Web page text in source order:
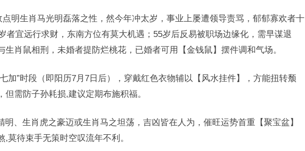
点明生肖马光明磊落之性，然今年冲太岁，事业上屡遭领导责骂，郁郁寡欢者十
者宜远行求财，东南方位有莫大机遇；55岁后反易被职场边缘化，需早谋退
生肖鼠相刑，未婚者提防烂桃花，已婚者可用【金钱鼠】摆件调和气场。
加”时段（即阳历7月7日后），穿戴红色衣物辅以【风水挂件】，方能扭转颓
但需防子孙耗损,建议定期布施积福。
明、生肖虎之豪迈或生肖马之坦荡，吉凶皆在人为，催旺运势首重【聚宝盆】
,莫待束手无策时空叹流年不利。